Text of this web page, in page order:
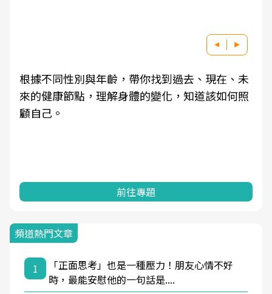
根據不同性別與年齡，帶你找到過去、現在、未
來的健康節點，理解身體的變化，知道該如何照
顧自己。
前往專題
頻道熱門文章
1
「正面思考」也是一種壓力！朋友心情不好
時，最能安慰他的一句話是....